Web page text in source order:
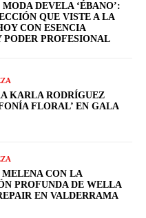
DEVELA ‘ÉBANO’:
QUE VISTE A LA
CON ESENCIA
PODER PROFESIONAL
KARLA RODRÍGUEZ
FLORAL’ EN GALA
MELENA CON LA
PROFUNDA DE WELLA
EN VALDERRAMA